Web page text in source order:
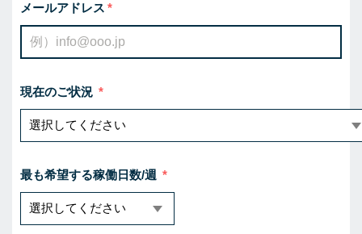
メールアドレス
現在のご状況
最も希望する稼働日数/週